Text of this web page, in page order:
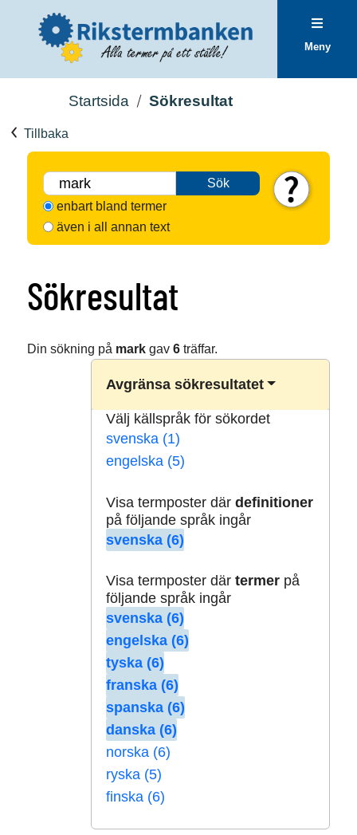
Meny
Startsida Sökresultat
Tillbaka
Sök
enbart bland termer
även i all annan text
Sökresultat
Din sökning på markgav 6träffar.
Avgränsa sökresultatet
Välj källspråk för sökordet
svenska (1)
engelska (5)
Visa termposter där definitioner
på följande språk ingår
svenska (6)
Visa termposter där termerpå
följande språk ingår
svenska (6)
engelska (6)
tyska (6)
franska (6)
spanska (6)
danska (6)
norska (6)
ryska (5)
finska (6)